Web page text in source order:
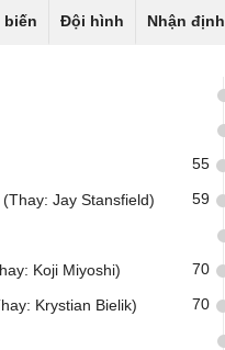
biến Đội hình Nhận định
55
Jay Stansfield) 59
Koji Miyoshi) 70
Krystian Bielik) 70